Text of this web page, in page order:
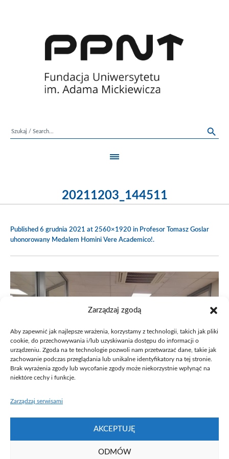
Zarządzaj zgodą
Aby zapewnić jak najlepsze wrażenia, korzystamy z technologii, takich jak pliki
cookie, do przechowywania i/lub uzyskiwania dostępu do informacji o
urządzeniu. Zgoda na te technologie pozwoli nam przetwarzać dane, takie jak
zachowanie podczas przeglądania lub unikalne identyfikatory na tej stronie.
Brak wyrażenia zgody lub wycofanie zgody może niekorzystnie wpłynąć na
niektóre cechy i funkcje.
Zarządzaj serwisami
AKCEPTUJĘ
ODMÓW
20211203_144511
Published 6 grudnia 2021 at 2560×1920 in Profesor Tomasz Goslar
uhonorowany Medalem Homini Vere Academico!.